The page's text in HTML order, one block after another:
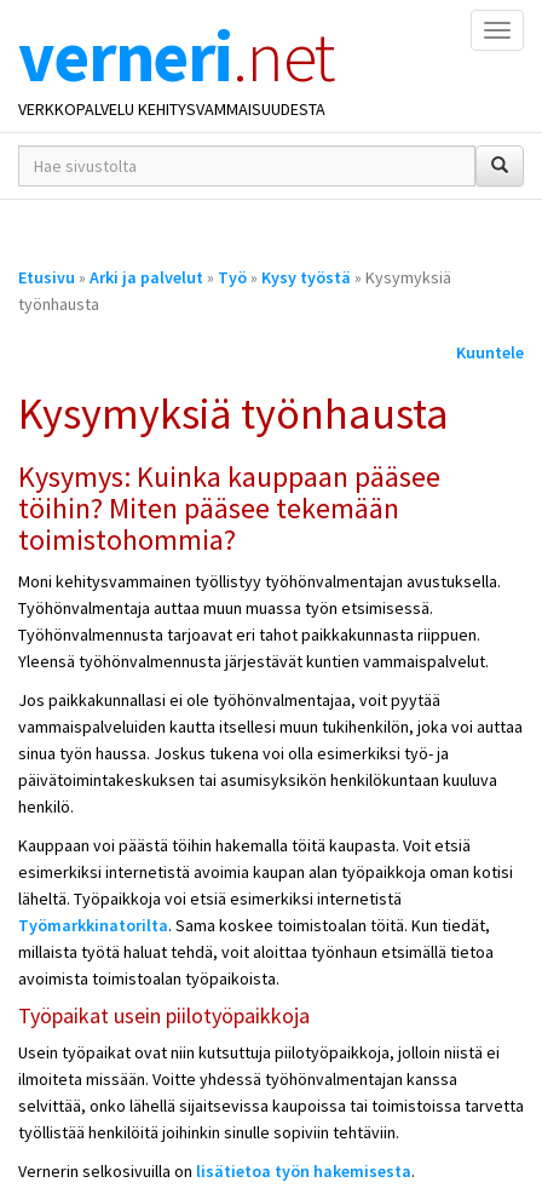
verneri.net
VERKKOPALVELU KEHITYSVAMMAISUUDESTA
hakusana(t)
*
Olet
täällä
Etusivu » Arki ja palvelut» Työ» Kysy työstä » Kysymyksiä
työnhausta
Kuuntele
Kysymyksiä työnhausta
Kysymys: Kuinka kauppaan pääsee
töihin? Miten pääsee tekemään
toimistohommia?
Moni kehitysvammainen työllistyy työhönvalmentajan avustuksella.
Työhönvalmentaja auttaa muun muassa työn etsimisessä.
Työhönvalmennusta tarjoavat eri tahot paikkakunnasta riippuen.
Yleensä työhönvalmennusta järjestävät kuntien vammaispalvelut.
Jos paikkakunnallasi ei ole työhönvalmentajaa, voit pyytää
vammaispalveluiden kautta itsellesi muun tukihenkilön, joka voi auttaa
sinua työn haussa. Joskus tukena voi olla esimerkiksi työ- ja
päivätoimintakeskuksen tai asumisyksikön henkilökuntaan kuuluva
henkilö.
Kauppaan voi päästä töihin hakemalla töitä kaupasta. Voit etsiä
esimerkiksi internetistä avoimia kaupan alan työpaikkoja oman kotisi
läheltä. Työpaikkoja voi etsiä esimerkiksi internetistä
Työmarkkinatorilta. Sama koskee toimistoalan töitä. Kun tiedät,
millaista työtä haluat tehdä, voit aloittaa työnhaun etsimällä tietoa
avoimista toimistoalan työpaikoista.
Työpaikat usein piilotyöpaikkoja
Usein työpaikat ovat niin kutsuttuja piilotyöpaikkoja, jolloin niistä ei
ilmoiteta missään. Voitte yhdessä työhönvalmentajan kanssa
selvittää, onko lähellä sijaitsevissa kaupoissa tai toimistoissa tarvetta
työllistää henkilöitä joihinkin sinulle sopiviin tehtäviin.
Vernerin selkosivuilla on lisätietoa työn hakemisesta.